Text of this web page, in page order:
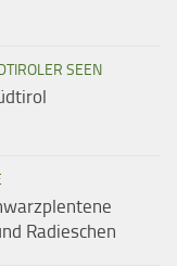
SEEN
Radieschen